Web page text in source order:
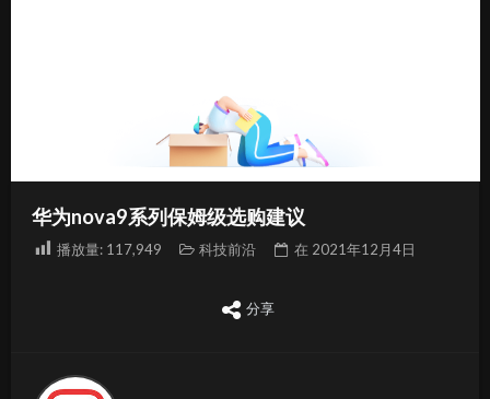
华为nova9系列保姆级选购建议
播放量: 117,949 科技前沿 在 2021年12月4日
分享